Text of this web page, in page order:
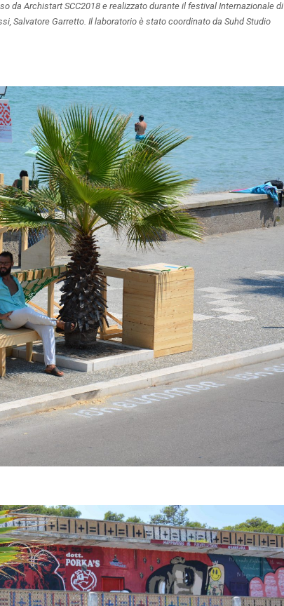
da Archistart SCC2018 e realizzato durante il festival Internazionale di
Salvatore Garretto. Il laboratorio è stato coordinato da Suhd Studio